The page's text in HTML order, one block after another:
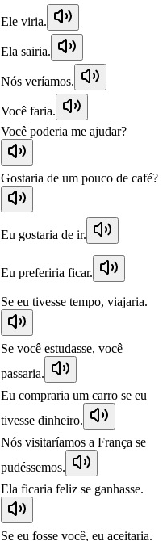
Ele viria.
Ela sairia.
Nós veríamos.
Você faria.
Você poderia me ajudar?
Gostaria de um pouco de café?
Eu gostaria de ir.
Eu preferiria ficar.
Se eu tivesse tempo, viajaria.
Se você estudasse, você
passaria.
Eu compraria um carro se eu
tivesse dinheiro.
Nós visitaríamos a França se
pudéssemos.
Ela ficaria feliz se ganhasse.
Se eu fosse você, eu aceitaria.